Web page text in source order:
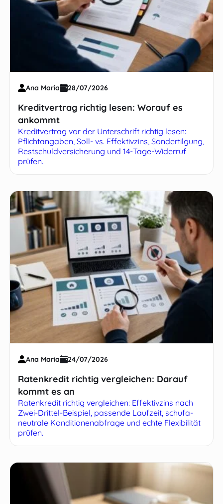
Ana Maria 28/07/2026
Kreditvertrag richtig lesen: Worauf es
ankommt
Kreditvertrag vor der Unterschrift richtig lesen:
Pflichtangaben, Soll- vs. Effektivzins, Sondertilgung,
Restschuldversicherung und 14-Tage-Widerruf
prüfen.
Ana Maria 24/07/2026
Ratenkredit richtig vergleichen: Darauf
kommt es an
Ratenkredit richtig vergleichen: Effektivzins nach
Zwei-Drittel-Beispiel, passende Laufzeit, schufa-
neutrale Konditionenabfrage und echte Flexibilität
prüfen.